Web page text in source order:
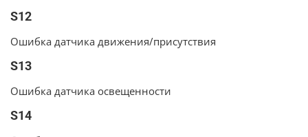
S12
Ошибка датчика движения/присутствия
S13
Ошибка датчика освещенности
S14